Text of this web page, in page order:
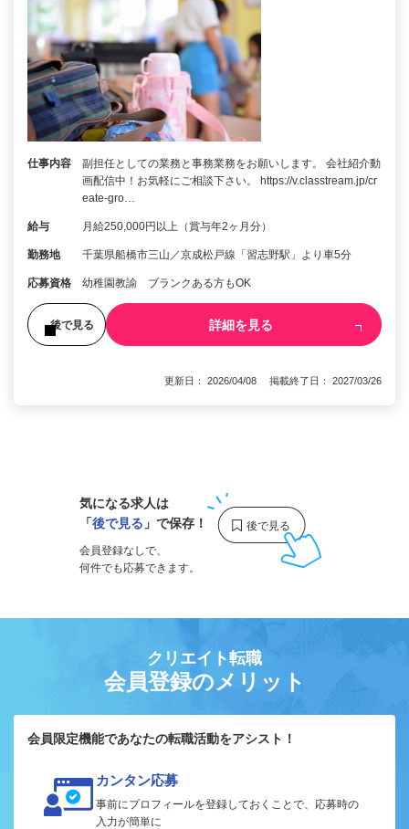
仕事内容
副担任としての業務と事務業務をお願いします。 会社紹介動
画配信中！お気軽にご相談下さい。 https://v.classtream.jp/cr
eate-gro…
給与 月給250,000円以上（賞与年2ヶ月分）
勤務地 千葉県船橋市三山／京成松戸線「習志野駅」より車5分
応募資格 幼稚園教諭 ブランクある方もOK
後で見る 詳細を見る
更新日： 2026/04/08 掲載終了日： 2027/03/26
気になる求人は
「後で見る 」で保存！
会員登録なしで、
何件でも応募できます。
クリエイト転職
会員登録のメリット
会員限定機能であなたの転職活動をアシスト！
カンタン応募
事前にプロフィールを登録しておくことで、応募時の
入力が簡単に